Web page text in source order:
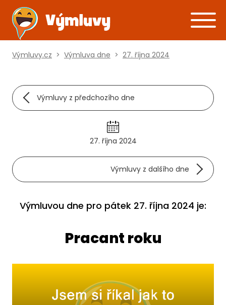
Výmluvy.cz > Výmluva dne > 27. října 2024
Výmluvy z předchozího dne
27. října 2024
Výmluvy z dalšího dne
Výmluvou dne pro pátek 27. října 2024 je:
Pracant roku